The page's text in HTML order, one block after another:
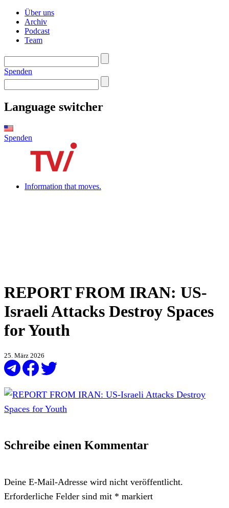
Über uns
Archiv
Podcast
Team
Spenden
Language switcher
Spenden
Information that moves.
REPORT FROM IRAN: US-
Israeli Attacks Destroy Spaces
for Youth
25. März 2026
Schreibe einen Kommentar
Deine E-Mail-Adresse wird nicht veröffentlicht.
Erforderliche Felder sind mit * markiert